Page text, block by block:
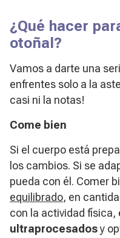
¿Qué hacer
otoñal?
Vamos a darte una
enfrentes solo a la
casi ni la notas!
Come bien
Si el cuerpo está
los cambios. Si se
pueda con él. Comer
equilibrado, en
con la actividad física,
ultraprocesadosy